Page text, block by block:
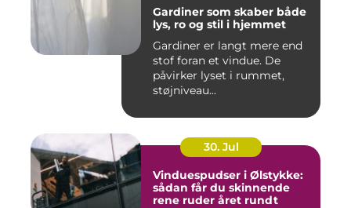
Gardiner som skaber både
lys, ro og stil i hjemmet
Gardiner er langt mere end
stof foran et vindue. De
påvirker lyset i rummet,
støjniveau...
30. Jul
Vinduespudser i Ølstykke:
sådan får du skinnende
rene ruder året rundt